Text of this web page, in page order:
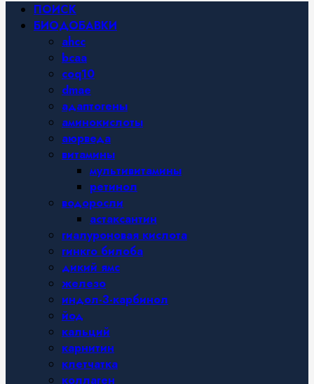
Основное
меню
ПОИСК
БИОДОБАВКИ
ahcc
bcaa
coq10
dmae
адаптогены
аминокислоты
аюрведа
витамины
мультивитамины
ретинол
водоросли
астаксантин
гиалуроновая кислота
гинкго билоба
дикий ямс
железо
индол-3-карбинол
йод
кальций
карнитин
клетчатка
коллаген